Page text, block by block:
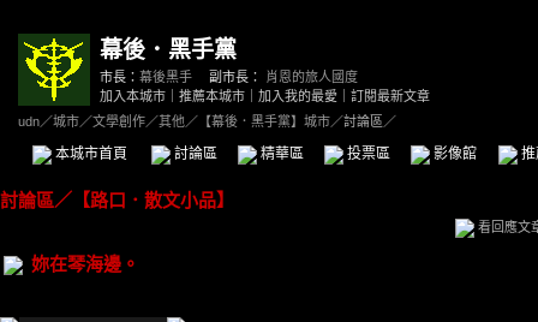
幕後．黑手黨
市長： 幕後黑手 副市長：
肖恩的旅人國度
加入本城市
推薦本城市 加入我的最愛
訂閱最新文章
udn／城市／文學創作／其他／ 【幕後．黑手黨】城市／討論區／
本城市首頁 討論區 精華區 投票區 影像館
討論區／ 【路口．散文小品】
看回應文
妳在琴海邊。